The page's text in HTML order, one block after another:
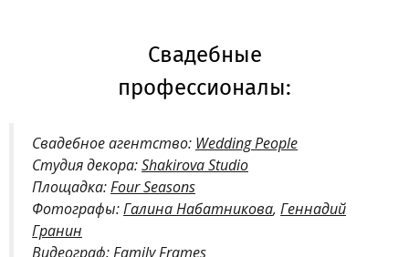
Свадебные
профессионалы:
Свадебное агентство: Wedding People
Студия декора:Shakirova Studio
Площадка:Four Seasons
Фотографы:Галина Набатникова, Геннадий
Гранин
Видеограф:Family Frames